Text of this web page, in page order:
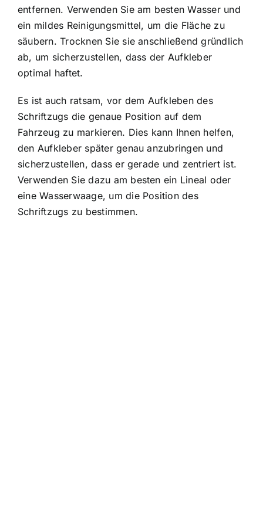
entfernen. Verwenden Sie am besten Wasser und
ein mildes Reinigungsmittel, um die Fläche zu
säubern. Trocknen Sie sie anschließend gründlich
ab, um sicherzustellen, dass der Aufkleber
optimal haftet.
Es ist auch ratsam, vor dem Aufkleben des
Schriftzugs die genaue Position auf dem
Fahrzeug zu markieren. Dies kann Ihnen helfen,
den Aufkleber später genau anzubringen und
sicherzustellen, dass er gerade und zentriert ist.
Verwenden Sie dazu am besten ein Lineal oder
eine Wasserwaage, um die Position des
Schriftzugs zu bestimmen.